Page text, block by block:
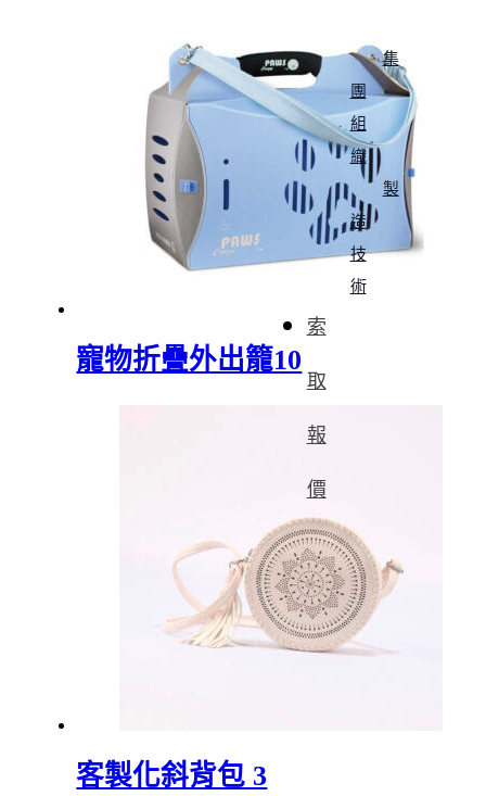
集
團
組
織
製
造
技
術
索
取
報
價
寵物折疊外出籠10
客製化斜背包 3